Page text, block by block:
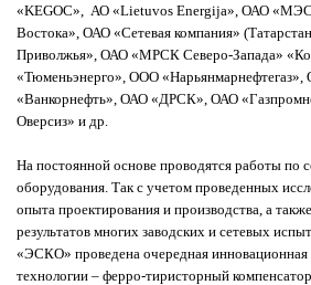
«KEGOC», АО «Lietuvos Energija», ОАО
Востока», ОАО «Сетевая компания»
Приволжья», ОАО «МРСК Северо-Запада»
«Тюменьэнерго», ООО
«Ванкорнефть», ОАО «ДРСК», ОАО
Оверсиз» и др.
На постоянной основе проводятся работы по
оборудования. Так с учетом проведенных
опыта проектирования и производства, а
результатов многих заводских и сетевых
«ЭСКО» проведена очередная инновационная
технологии – ферро-тиристорный